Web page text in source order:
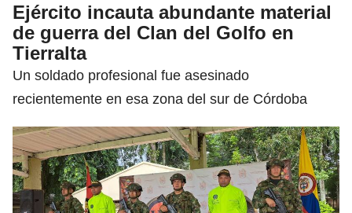
Ejército incauta abundante material
de guerra del Clan del Golfo en
Tierralta
Un soldado profesional fue asesinado
recientemente en esa zona del sur de Córdoba